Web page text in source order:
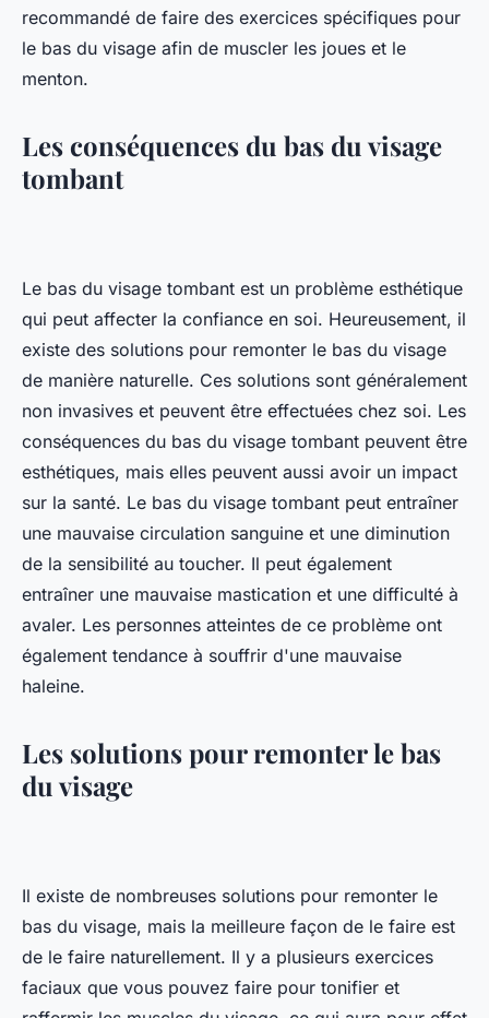
recommandé de faire des exercices spécifiques pour
le bas du visage afin de muscler les joues et le
menton.
Les conséquences du bas du visage
tombant
Le bas du visage tombant est un problème esthétique
qui peut affecter la confiance en soi. Heureusement, il
existe des solutions pour remonter le bas du visage
de manière naturelle. Ces solutions sont généralement
non invasives et peuvent être effectuées chez soi. Les
conséquences du bas du visage tombant peuvent être
esthétiques, mais elles peuvent aussi avoir un impact
sur la santé. Le bas du visage tombant peut entraîner
une mauvaise circulation sanguine et une diminution
de la sensibilité au toucher. Il peut également
entraîner une mauvaise mastication et une difficulté à
avaler. Les personnes atteintes de ce problème ont
également tendance à souffrir d'une mauvaise
haleine.
Les solutions pour remonter le bas
du visage
Il existe de nombreuses solutions pour remonter le
bas du visage, mais la meilleure façon de le faire est
de le faire naturellement. Il y a plusieurs exercices
faciaux que vous pouvez faire pour tonifier et